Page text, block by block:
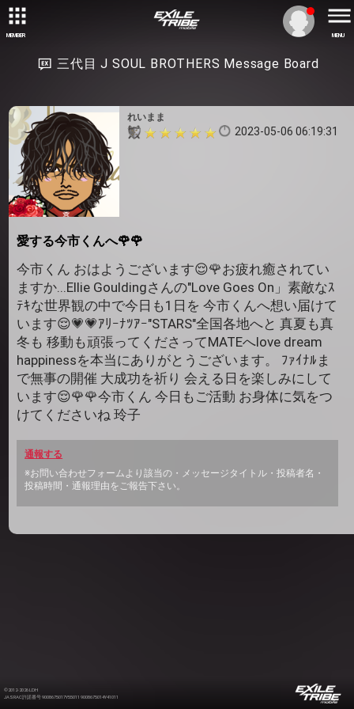
MEMBER MENU
三代目 J SOUL BROTHERS Message Board
れいまま
2023-05-06 06:19:31
愛する今市くんへ🌹🌹
今市くん おはようございます😌🌹お疲れ癒されてい
ますか...Ellie Gouldingさんの"Love Goes On」素敵なｽ
ﾃｷな世界観の中で今日も1日を 今市くんへ想い届けて
います😌💗💗ｱﾘｰﾅﾂｱｰ"STARS"全国各地へと 真夏も真
冬も 移動も頑張ってくださってMATEへlove dream
happinessを本当にありがとうございます。 ﾌｧｲﾅﾙま
で無事の開催 大成功を祈り 会える日を楽しみにして
います😌🌹🌹今市くん 今日もご活動 お身体に気をつ
けてくださいね 玲子
通報する
※お問い合わせフォームより該当の・メッセージタイトル・投稿者名・
投稿時間・通報理由をご報告下さい。
©2012-2026 LDH
JASRAC許諾番号 9008675017Y55011 9008675014Y41011